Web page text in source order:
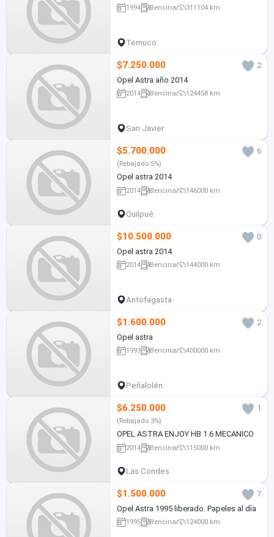
1994 Bencina 311104 km
Temuco
$7.250.000
2
Opel Astra año 2014
2014 Bencina 124458 km
San Javier
$5.700.000 6
(Rebajado 5%)
Opel astra 2014
2014 Bencina 146000 km
Quilpué
$10.500.000
0
Opel astra 2014
2014 Bencina 144000 km
Antofagasta
$1.600.000
2
Opel astra
1993 Bencina 400000 km
Peñalolén
$6.250.000 1
(Rebajado 3%)
OPEL ASTRA ENJOY HB 1.6 MECANICO
2014 Bencina 115000 km
Las Condes
$1.500.000
7
Opel Astra 1995 liberado. Papeles al día
1995 Bencina 124000 km